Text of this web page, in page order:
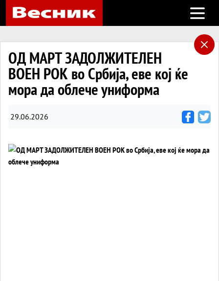
Open
ОД МАРТ ЗАДОЛЖИТЕЛЕН
ВОЕН РОК во Србија, еве кој ќе
мора да облече униформа
29.06.2026